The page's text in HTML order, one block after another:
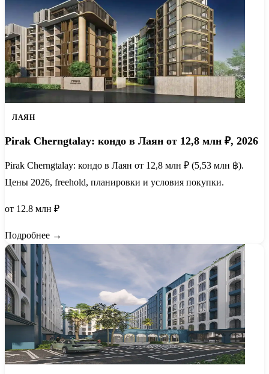
ЛАЯН
Pirak Cherngtalay: кондо в Лаян от 12,8 млн ₽, 2026
Pirak Cherngtalay: кондо в Лаян от 12,8 млн ₽ (5,53 млн ฿).
Цены 2026, freehold, планировки и условия покупки.
от 12.8 млн ₽
Подробнее →